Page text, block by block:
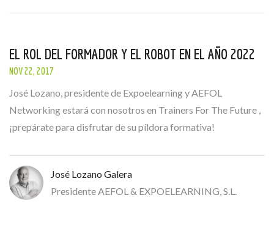
EL ROL DEL FORMADOR Y EL ROBOT EN EL AÑO 2022
NOV 22, 2017
José Lozano, presidente de Expoelearning y AEFOL
Networking estará con nosotros en Trainers For The Future ,
¡prepárate para disfrutar de su píldora formativa!
José Lozano Galera
Presidente AEFOL & EXPOELEARNING, S.L.